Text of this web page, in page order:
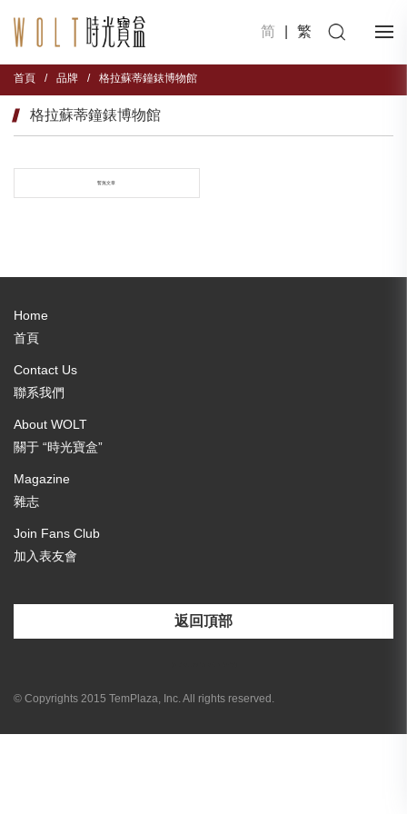
简 繁
首頁 / 品牌 / 格拉蘇蒂鐘錶博物館
格拉蘇蒂鐘錶博物館
暫無文章
Home
首頁
Contact Us
聯系我們
About WOLT
關于 “時光寶盒”
Magazine
雜志
Join Fans Club
加入表友會
返回頂部
© Copyrights 2015 TemPlaza, Inc. All rights reserved.